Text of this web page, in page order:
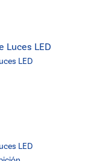
Luces LED
LED
LED